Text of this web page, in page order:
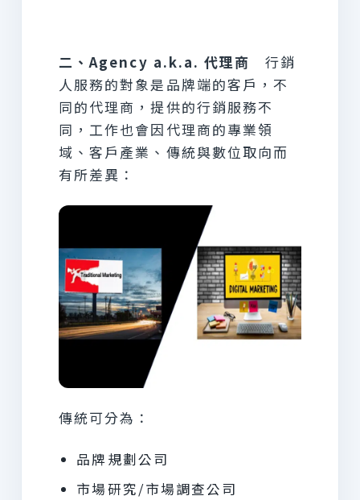
二、Agency a.k.a. 代理商
行銷
人服務的對象是品牌端的客戶，不
同的代理商，提供的行銷服務不
同，工作也會因代理商的專業領
域、客戶產業、傳統與數位取向而
有所差異：
傳統可分為：
品牌規劃公司
市場研究/市場調查公司